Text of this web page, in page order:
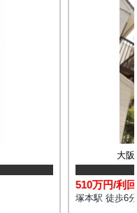
大
510万円/利
塚本駅 徒歩6分